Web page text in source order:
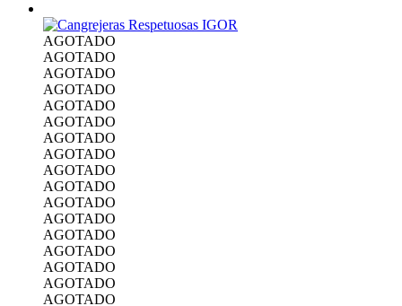
AGOTADO
AGOTADO
AGOTADO
AGOTADO
AGOTADO
AGOTADO
AGOTADO
AGOTADO
AGOTADO
AGOTADO
AGOTADO
AGOTADO
AGOTADO
AGOTADO
AGOTADO
AGOTADO
AGOTADO